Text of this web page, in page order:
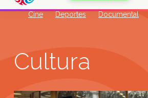
Cine Deportes Documental
Cultura